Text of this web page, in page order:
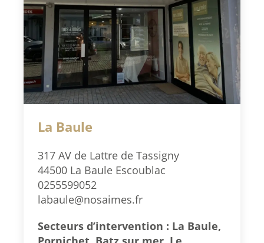
La Baule
317 AV de Lattre de Tassigny
44500 La Baule Escoublac
0255599052
labaule@nosaimes.fr
Secteurs d’intervention : La Baule,